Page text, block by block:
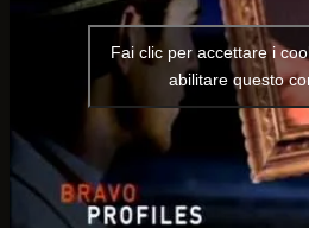
Fai clic per accettare i
abilitare questo